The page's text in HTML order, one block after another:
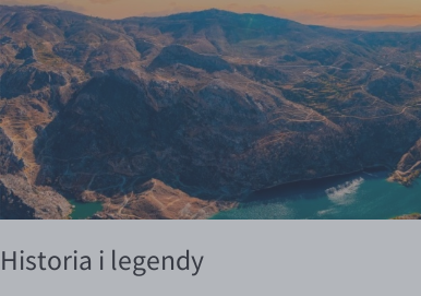
Historia i legendy